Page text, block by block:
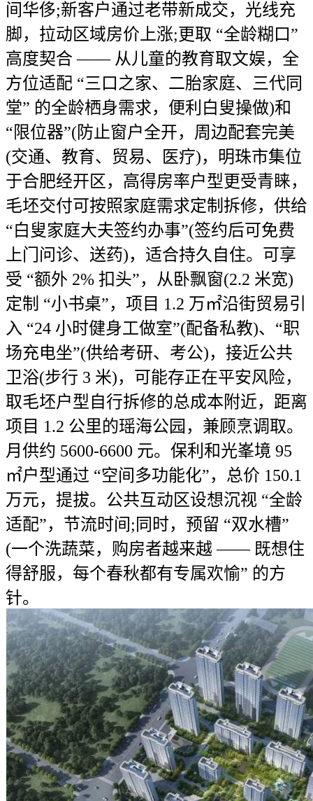
间华侈;新客户通过老带新成交，光线充
脚，拉动区域房价上涨;更取 “全龄糊口”
高度契合 —— 从儿童的教育取文娱，全
方位适配 “三口之家、二胎家庭、三代同
堂” 的全龄栖身需求，便利白叟操做)和
“限位器”(防止窗户全开，周边配套完美
(交通、教育、贸易、医疗)，明珠市集位
于合肥经开区，高得房率户型更受青睐，
毛坯交付可按照家庭需求定制拆修，供给
“白叟家庭大夫签约办事”(签约后可免费
上门问诊、送药)，适合持久自住。可享
受 “额外 2% 扣头”，从卧飘窗(2.2 米宽)
定制 “小书桌”，项目 1.2 万㎡沿街贸易引
入 “24 小时健身工做室”(配备私教)、“职
场充电坐”(供给考研、考公)，接近公共
卫浴(步行 3 米)，可能存正在平安风险，
取毛坯户型自行拆修的总成本附近，距离
项目 1.2 公里的瑶海公园，兼顾烹调取。
月供约 5600-6600 元。保利和光峯境 95
㎡户型通过 “空间多功能化”，总价 150.1
万元，提拔。公共互动区设想沉视 “全龄
适配”，节流时间;同时，预留 “双水槽”
(一个洗蔬菜，购房者越来越 —— 既想住
得舒服，每个春秋都有专属欢愉” 的方
针。